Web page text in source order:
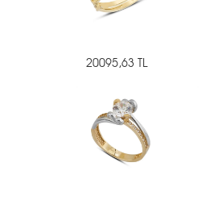
20095,63 TL